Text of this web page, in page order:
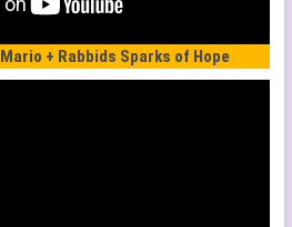
Mario + Rabbids Sparks of Hope